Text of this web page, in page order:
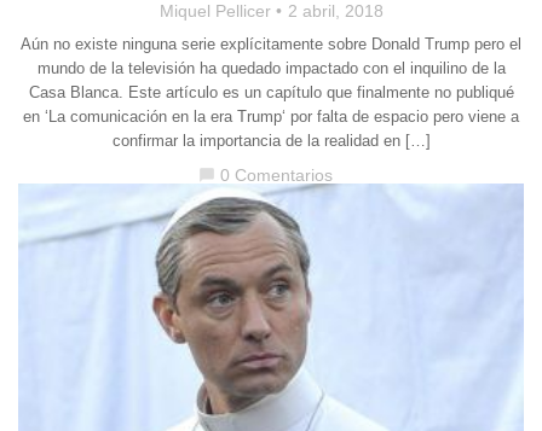
Miquel Pellicer 2 abril, 2018
Aún no existe ninguna serie explícitamente sobre Donald Trump pero el
mundo de la televisión ha quedado impactado con el inquilino de la
Casa Blanca. Este artículo es un capítulo que finalmente no publiqué
en ‘La comunicación en la era Trump‘ por falta de espacio pero viene a
confirmar la importancia de la realidad en […]
chat_bubble 0 Comentarios